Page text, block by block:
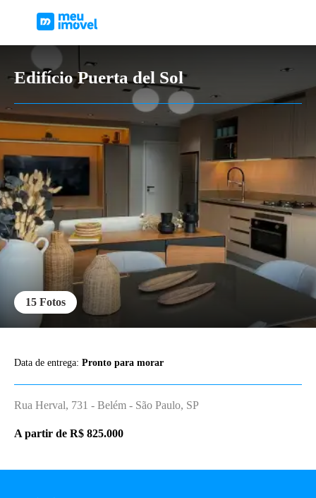
Edifício Puerta del Sol
15 Fotos
Data de entrega: Pronto para morar
Rua Herval, 731 - Belém - São Paulo, SP
A partir de R$ 825.000